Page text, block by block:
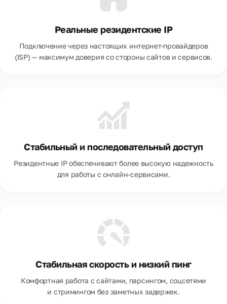
Реальные резидентские IP
Подключение через настоящих интернет-провайдеров
(ISP) — максимум доверия со стороны сайтов и сервисов.
Стабильный и последовательный доступ
Резидентные IP обеспечивают более высокую надежность
для работы с онлайн-сервисами.
Стабильная скорость и низкий пинг
Комфортная работа с сайтами, парсингом, соцсетями
и стримингом без заметных задержек.